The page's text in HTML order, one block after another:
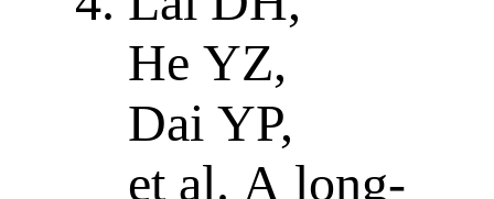
He YZ,
Dai YP,
et al. A long-